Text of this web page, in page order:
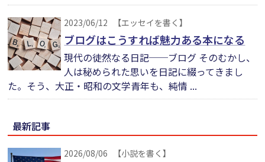
2023/06/12 【エッセイを書く】
ブログはこうすれば魅力ある本になる
現代の徒然なる日記──ブログ そのむかし、
人は秘められた思いを日記に綴ってきまし
た。そう、大正・昭和の文学青年も、純情 ...
最新記事
2026/08/06 【小説を書く】